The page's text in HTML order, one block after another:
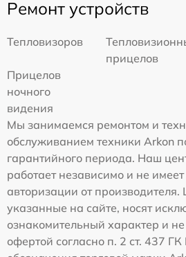
Ремонт устройств
Тепловизоров
прицелов
Прицелов
ночного
видения
Мы занимаемся ремонтом и
обслуживанием техники Arkon
гарантийного периода. Наш
работает независимо и не
авторизации от
указанные на сайте, носят
ознакомительный характер и
офертой согласно п. 2 ст. 437